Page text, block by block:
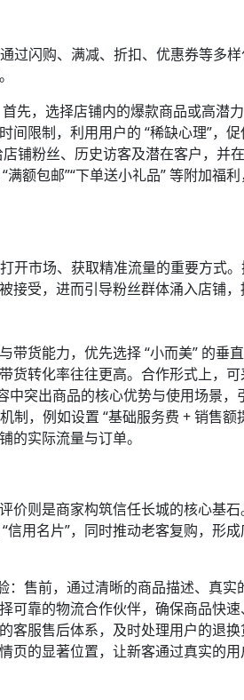
过闪购、满减、折扣、优惠券等多
先，选择店铺内的爆款商品或高潜
限制，利用用户的 “稀缺心理”，
铺粉丝、历史访客及潜在客户，并
额包邮”“下单送小礼品” 等附加福
开市场、获取精准流量的重要方式
接受，进而引导粉丝群体涌入店铺
带货能力，优先选择 “小而美” 的
转化率往往更高。合作形式上，可
中突出商品的核心优势与使用场景
，例如设置 “基础服务费 + 销售额
的实际流量与订单。​
价则是商家构筑信任长城的核心基
用名片”，同时推动老客复购，形
：售前，通过清晰的商品描述、真实
可靠的物流合作伙伴，确保商品快
服售后体系，及时处理用户的退换
页的显著位置，让新客通过真实的